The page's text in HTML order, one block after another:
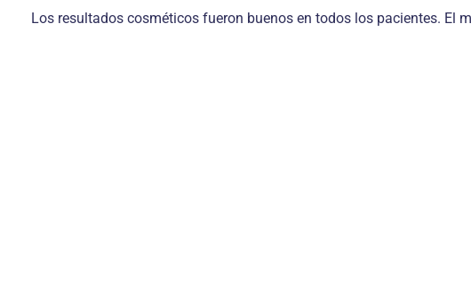
Los resultados cosméticos fueron buenos en todos los pacientes. El